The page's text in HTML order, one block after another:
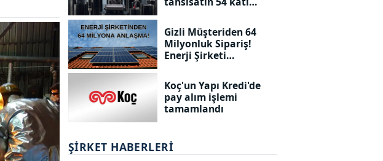
dağıtılacak?
Gizli Müşteriden 64
Milyonluk Sipariş!
Enerji Şirketi
Koç'un Yapı Kredi'de
pay alım işlemi
tamamlandı
ŞIRKET HABERLERI